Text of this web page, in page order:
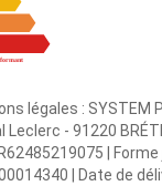
légales : SYSTEM
Leclerc - 91220
| Forme
| Date de